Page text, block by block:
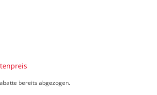
bereits abgezogen.